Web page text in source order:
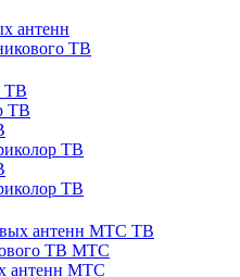
антенн
ТВ
ТВ
ТВ
ТВ
ТВ
антенн МТС ТВ
ТВ МТС
антенн МТС